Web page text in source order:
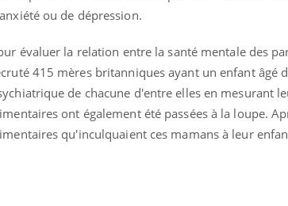
ou de dépression.
évaluer la relation entre la santé mentale des
415 mères britanniques ayant un enfant âgé
de chacune d'entre elles en mesurant
ont également été passées à la loupe.
qu'inculquaient ces mamans à leur
changé la donne au Pays
basque
Chikungunya, dengue,
West Nile : que se passe-
t-il dans le sud de la
France ?
La
de